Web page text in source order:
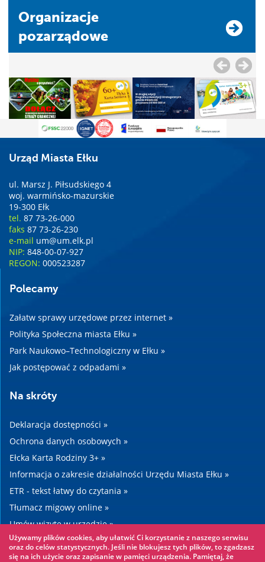
Organizacje
pozarządowe
Urząd Miasta Ełku
ul. Marsz J. Piłsudskiego 4
woj. warmińsko-mazurskie
19-300 Ełk
tel. 87 73-26-000
faks 87 73-26-230
e-mail um@um.elk.pl
NIP: 848-00-07-927
REGON: 000523287
Polecamy
Załatw sprawy urzędowe przez internet »
Polityka Społeczna miasta Ełku »
Park Naukowo–Technologiczny w Ełku »
Jak postępować z odpadami »
Na skróty
Deklaracja dostępności »
Ochrona danych osobowych »
Ełcka Karta Rodziny 3+ »
Informacja o zakresie działalności Urzędu Miasta Ełku »
ETR - tekst łatwy do czytania »
Tłumacz migowy online »
Umów wizytę w urzędzie »
Drogi »
Używamy plików cookies, aby ułatwić Ci korzystanie z naszego serwisu
oraz do celów statystycznych. Jeśli nie blokujesz tych plików, to zgadzasz
się na ich użycie oraz zapisanie w pamięci urządzenia. Pamiętaj, że